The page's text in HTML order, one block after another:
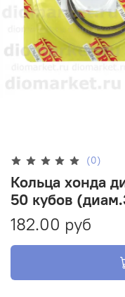
(0)
Кольца хонда
50 кубов
182.00 руб